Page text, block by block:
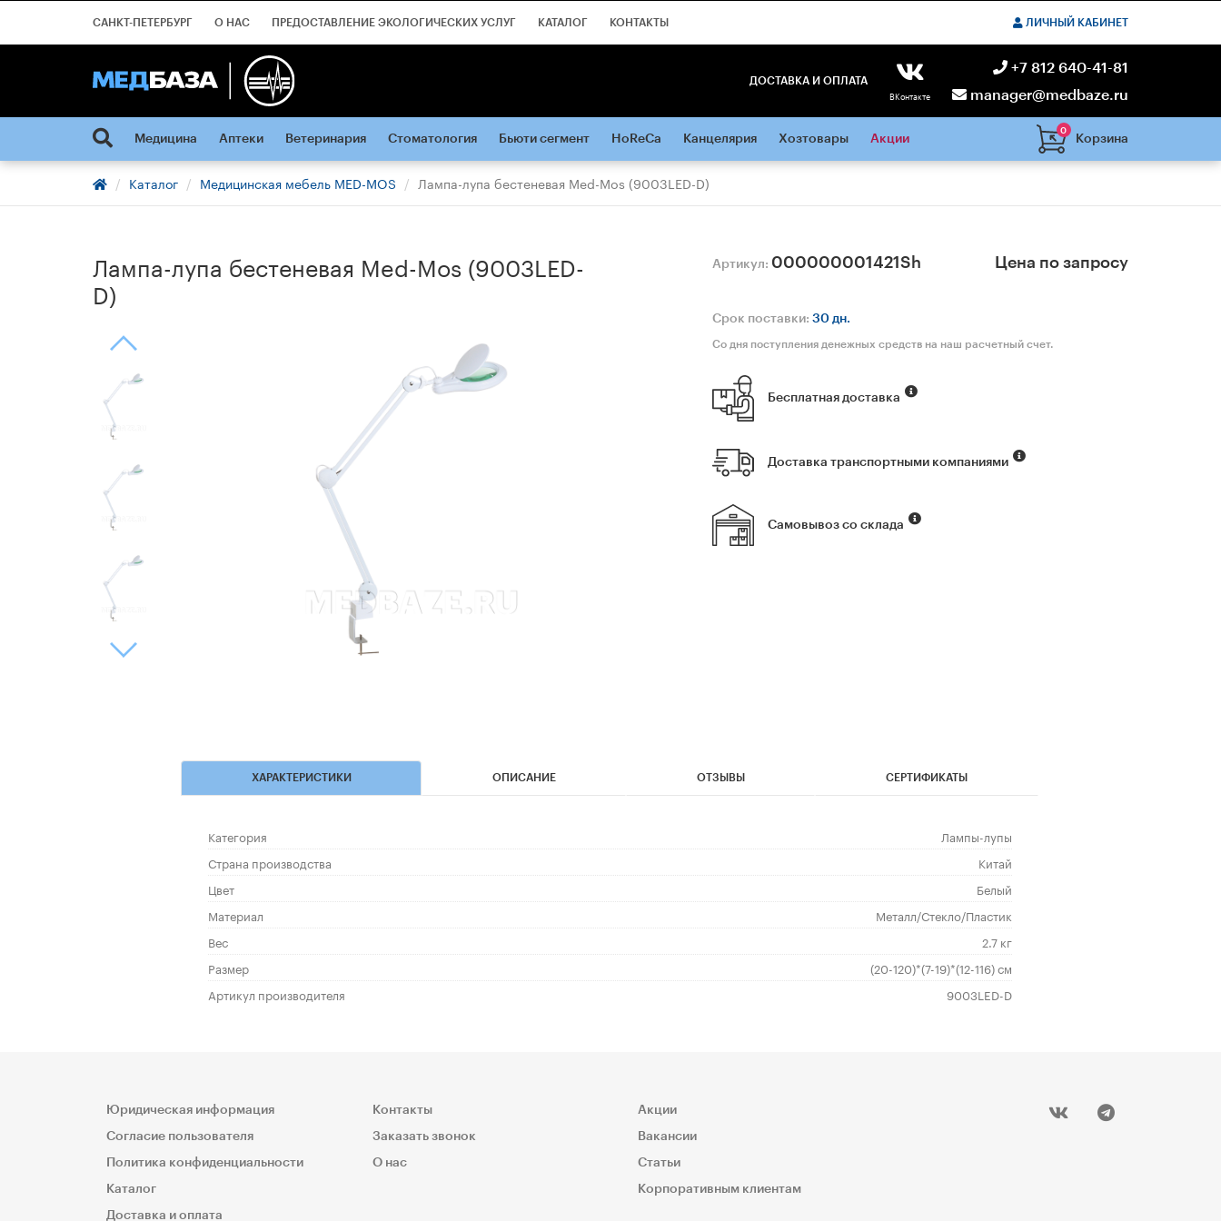
САНКТ-ПЕТЕРБУРГ О НАС ПРЕДОСТАВЛЕНИЕ ЭКОЛОГИЧЕСКИХ УСЛУГ КАТАЛОГ КОНТАКТЫ ЛИЧНЫЙ КАБИНЕТ
ДОСТАВКА И ОПЛАТА
ВКонтакте
+7 812 640-41-81
manager@medbaze.ru
0
Корзина
Медицина Аптеки Ветеринария Стоматология Бьюти сегмент HoReCa Канцелярия Хозтовары Акции
Каталог Медицинская мебель MED-MOS Лампа-лупа бестеневая Med-Mos (9003LED-D)
Лампа-лупа бестеневая Med-Mos (9003LED-
D)
Артикул: 000000001421Sh Цена по запросу
Срок поставки:30 дн.
Со дня поступления денежных средств на наш расчетный счет.
Бесплатная доставка
Доставка транспортными компаниями
Самовывоз со склада
ХАРАКТЕРИСТИКИ ОПИСАНИЕ ОТЗЫВЫ СЕРТИФИКАТЫ
Категория
Лампы-лупы
Страна производства
Китай
Цвет
Белый
Материал
Металл/Стекло/Пластик
Вес
2.7 кг
Размер
(20-120)*(7-19)*(12-116) см
Артикул производителя
9003LED-D
Юридическая информация
Согласие пользователя
Политика конфиденциальности
Каталог
Доставка и оплата
Контакты
Заказать звонок
О нас
Акции
Вакансии
Статьи
Корпоративным клиентам